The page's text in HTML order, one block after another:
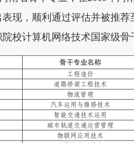
现，顺利通过评估并被推荐
校计算机网络技术国家级骨